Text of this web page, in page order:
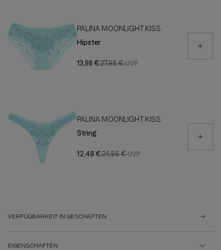
VERFÜGBARKEIT IN GESCHÄFTEN
PALINA MOONLIGHT KISS
Hipster
13,98 €27,95 €
PALINA MOONLIGHT KISS
String
12,48 €24,95 €
EIGENSCHAFTEN